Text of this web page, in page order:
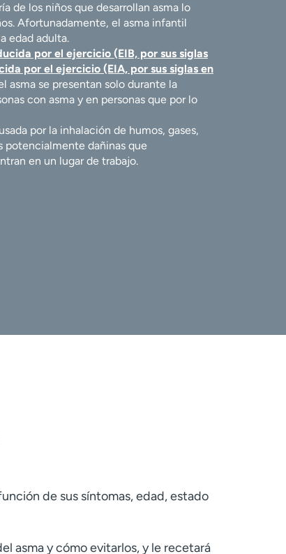
de los niños que desarrollan asma lo
Afortunadamente, el asma infantil
edad adulta.
por el ejercicio (EIB, por sus siglas
por el ejercicio (EIA, por sus siglas en
asma se presentan solo durante la
con asma y en personas que por lo
por la inhalación de humos, gases,
potencialmente dañinas que
en un lugar de trabajo.
de sus síntomas, edad, estado
asma y cómo evitarlos, y le recetará